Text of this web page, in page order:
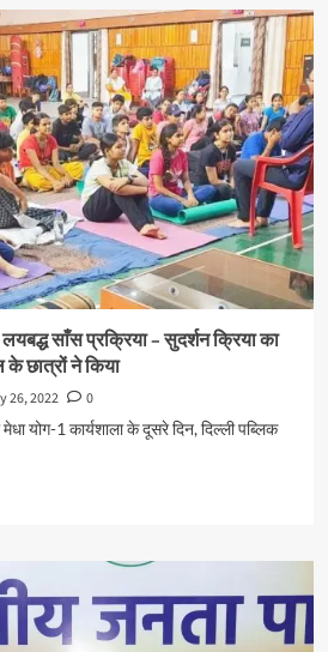
साँस प्रक्रिया – सुदर्शन क्रिया का
छात्रों ने किया
26, 2022
0
योग-1 कार्यशाला के दूसरे दिन, दिल्ली पब्लिक